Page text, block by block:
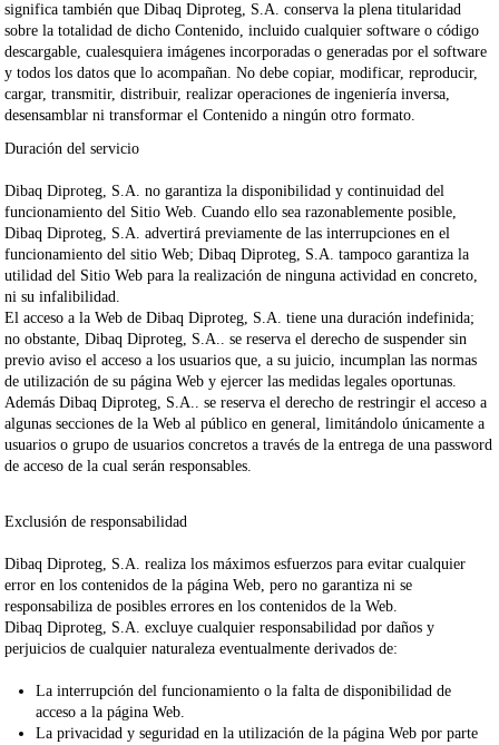
significa también queDibaq Diproteg, S.A.conserva la plena titularidad
sobre la totalidad de dicho Contenido, incluido cualquier software o código
descargable, cualesquiera imágenes incorporadas o generadas por el software
y todos los datos que lo acompañan. No debe copiar, modificar, reproducir,
cargar, transmitir, distribuir, realizar operaciones de ingeniería inversa,
desensamblar ni transformar el Contenido a ningún otro formato.
Duración del servicio
Dibaq Diproteg, S.A.no garantiza la disponibilidad y continuidad del
funcionamiento del Sitio Web. Cuando ello sea razonablemente posible,
Dibaq Diproteg, S.A.advertirá previamente de las interrupciones en el
funcionamiento del sitio Web;Dibaq Diproteg, S.A.tampoco garantiza la
utilidad del Sitio Web para la realización de ninguna actividad en concreto,
ni su infalibilidad.
El acceso a la Web deDibaq Diproteg, S.A.tiene unaduración indefinida;
no obstante,Dibaq Diproteg, S.A..se reserva el derecho de suspender sin
previo aviso el acceso a los usuarios que, a su juicio, incumplan las normas
de utilización de su página Web y ejercer las medidas legales oportunas.
AdemásDibaq Diproteg, S.A..se reserva el derecho de restringir el acceso a
algunas secciones de la Web al público en general, limitándolo únicamente a
usuarios o grupo de usuarios concretos a través de la entrega de una password
de acceso de la cual serán responsables.
Exclusión de responsabilidad
Dibaq Diproteg, S.A. realiza los máximos esfuerzos para evitar cualquier
error en los contenidos de la página Web, pero no garantiza ni se
responsabiliza de posibles errores en los contenidos de la Web.
Dibaq Diproteg, S.A.excluye cualquier responsabilidad por daños y
perjuicios de cualquier naturaleza eventualmente derivados de:
La interrupción del funcionamiento o la falta de disponibilidad de
acceso a la página Web.
La privacidad y seguridad en la utilización de la página Web por parte